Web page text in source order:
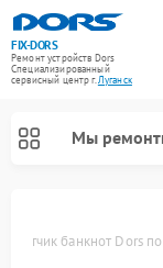
FIX-DORS
Ремонт устройств Dors
Специализированный
cервисный центр г.Луганск
Мы
Счетчик банкнот Dors